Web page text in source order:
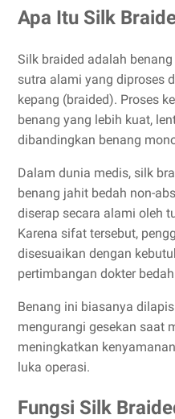
Apa Itu Silk
Silk braided adalah
sutra alami yang diproses
kepang (braided). Proses
benang yang lebih kuat,
dibandingkan benang
Dalam dunia medis, silk
benang jahit bedah non-
diserap secara alami oleh
Karena sifat tersebut,
disesuaikan dengan
pertimbangan dokter
Benang ini biasanya
mengurangi gesekan saat
meningkatkan
luka operasi.
Fungsi Silk